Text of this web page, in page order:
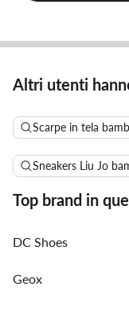
Altri utenti
Scarpe in tela
Sneakers Liu Jo
Top brand in
DC Shoes
Geox